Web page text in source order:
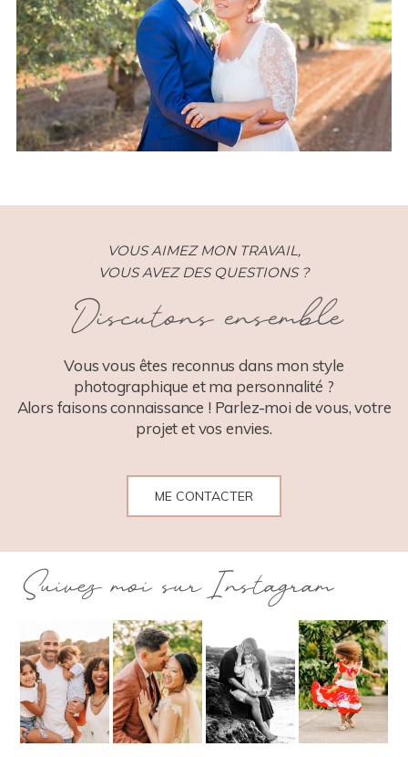
Mariage – Charlotte et Remi –
AixenProvence (13)
VOUS AIMEZ MON TRAVAIL,
VOUS AVEZ DES QUESTIONS ?
Discutons ensemble
Vous vous êtes reconnus dans mon style
photographique et ma personnalité ?
Alors faisons connaissance ! Parlez-moi de vous, votre
projet et vos envies.
ME CONTACTER
Suivez moi sur Instagram